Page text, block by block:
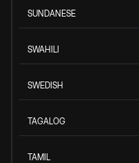
SUNDANESE
SWAHILI
SWEDISH
TAGALOG
TAMIL